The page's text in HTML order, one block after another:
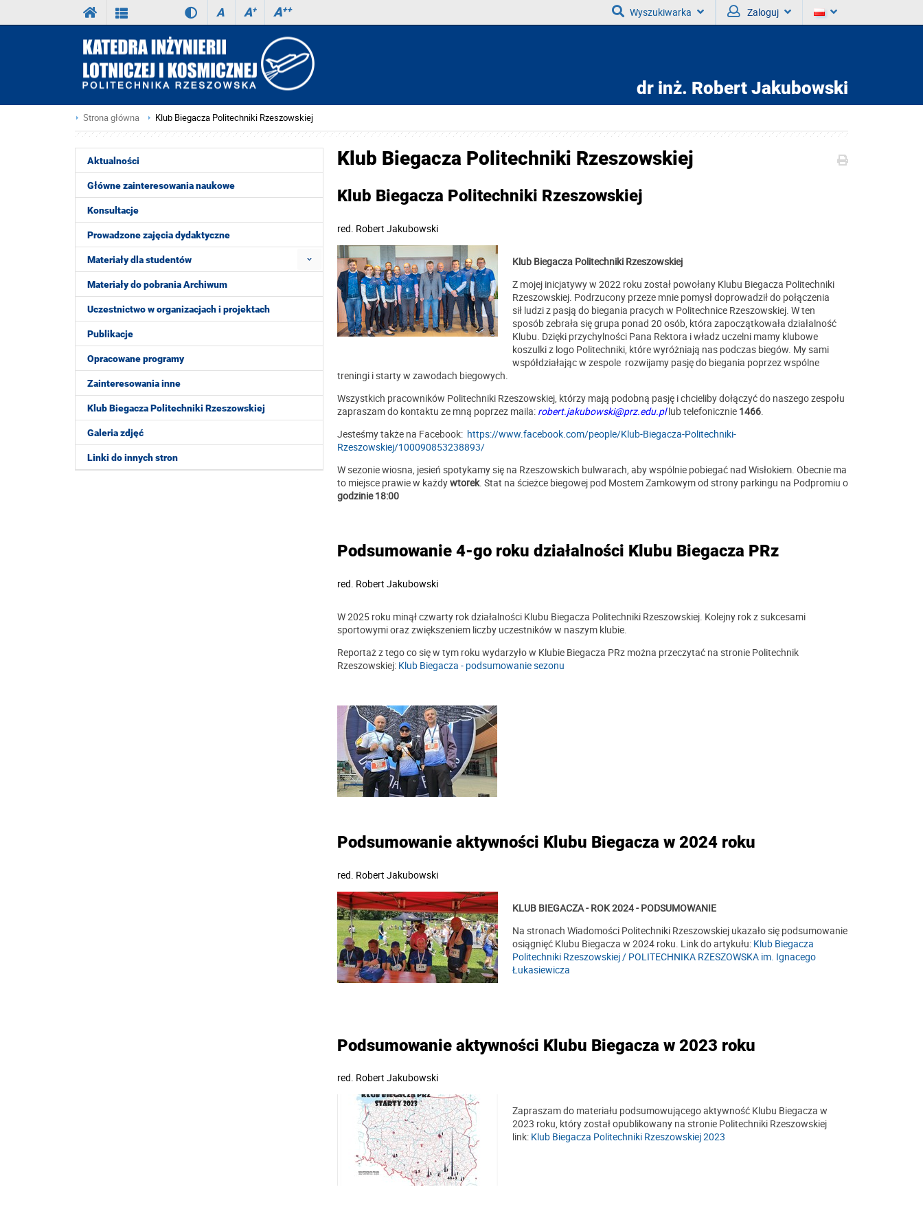
A A+ A++ Wyszukiwarka Zaloguj
dr inż. Robert Jakubowski
Strona główna Klub Biegacza Politechniki Rzeszowskiej
Aktualności
Główne zainteresowania naukowe
Konsultacje
Prowadzone zajęcia dydaktyczne
Materiały dla studentów
Materiały do pobrania Archiwum
Uczestnictwo w organizacjach i projektach
Publikacje
Opracowane programy
Zainteresowania inne
Klub Biegacza Politechniki Rzeszowskiej
Galeria zdjęć
Linki do innych stron
Klub Biegacza Politechniki Rzeszowskiej
Klub Biegacza Politechniki Rzeszowskiej
red. Robert Jakubowski
Klub Biegacza Politechniki Rzeszowskiej
Z mojej inicjatywy w 2022 roku został powołany Klubu Biegacza Politechniki
Rzeszowskiej. Podrzucony przeze mnie pomysł doprowadził do połączenia
sił ludzi z pasją do biegania pracych w Politechnice Rzeszowskiej. W ten
sposób zebrała się grupa ponad 20 osób, która zapoczątkowała działalność
Klubu. Dzięki przychylności Pana Rektora i władz uczelni mamy klubowe
koszulki z logo Politechniki, które wyróżniają nas podczas biegów. My sami
współdziałając w zespole rozwijamy pasję do biegania poprzez wspólne
treningi i starty w zawodach biegowych.
Wszystkich pracowników Politechniki Rzeszowskiej, którzy mają podobną pasję i chcieliby dołączyć do naszego zespołu
zapraszam do kontaktu ze mną poprzez maila: robert.jakubowski@prz.edu.pl lub telefonicznie 1466
Jesteśmy także na Facebook: https://www.facebook.com/people/Klub-Biegacza-Politechniki-
Rzeszowskiej/100090853238893/
W sezonie wiosna, jesień spotykamy się na Rzeszowskich bulwarach, aby wspólnie pobiegać nad Wisłokiem. Obecnie ma
to miejsce prawie w każdywtorek. Stat na ścieżce biegowej pod Mostem Zamkowym od strony parkingu na Podpromiu o
godzinie 18:00
Podsumowanie 4-go roku działalności Klubu Biegacza PRz
red. Robert Jakubowski
W 2025 roku minął czwarty rok działalności Klubu Biegacza Politechniki Rzeszowskiej. Kolejny rok z sukcesami
sportowymi oraz zwiększeniem liczby uczestników w naszym klubie.
Reportaż z tego co się w tym roku wydarzyło w Klubie Biegacza PRz można przeczytać na stronie Politechnik
Rzeszowskiej: Klub Biegacza - podsumowanie sezonu
Podsumowanie aktywności Klubu Biegacza w 2024 roku
red. Robert Jakubowski
KLUB BIEGACZA - ROK 2024 - PODSUMOWANIE
Na stronach Wiadomości Politechniki Rzeszowskiej ukazało się podsumowanie
osiągnięć Klubu Biegacza w 2024 roku. Link do artykułu: Klub Biegacza
Politechniki Rzeszowskiej / POLITECHNIKA RZESZOWSKA im. Ignacego
Łukasiewicza
Podsumowanie aktywności Klubu Biegacza w 2023 roku
red. Robert Jakubowski
Zapraszam do materiału podsumowującego aktywność Klubu Biegacza w
2023 roku, który został opublikowany na stronie Politechniki Rzeszowskiej
link: Klub Biegacza Politechniki Rzeszowskiej 2023